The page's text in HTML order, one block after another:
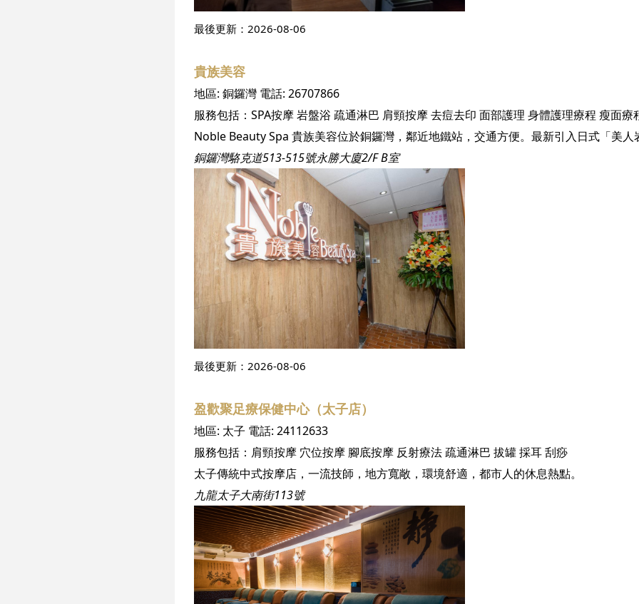
最後更新： 2026-08-06
貴族美容
地區: 銅鑼灣 電話: 26707866
服務包括： SPA按摩岩盤浴 疏通淋巴 肩頸按摩去痘去印 面部護理 身體護理療程 瘦面療
銅鑼灣駱克道513-515號永勝大廈2/F B室
最後更新： 2026-08-06
盈歡聚足療保健中心（太子店）
地區: 太子 電話: 24112633
服務包括： 肩頸按摩 穴位按摩 腳底按摩 反射療法疏通淋巴 拔罐採耳刮痧
太子傳統中式按摩店，一流技師，地方寬敞，環境舒適，都市人的休息熱點。
九龍太子大南街113號